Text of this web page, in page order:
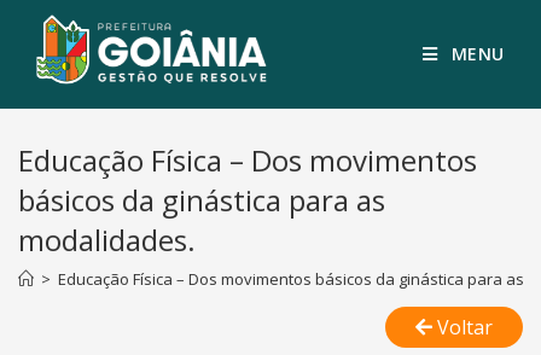
MENU
Educação Física – Dos movimentos
básicos da ginástica para as
modalidades.
> Educação Física – Dos movimentos básicos da ginástica para as
Voltar